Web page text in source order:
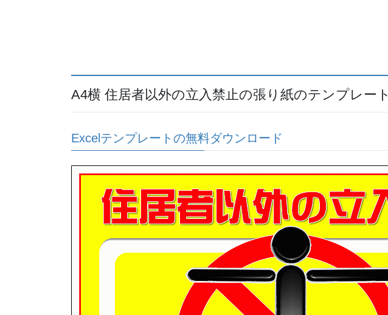
A4横 住居者以外の立入禁止の張り紙のテンプレート
Excelテンプレートの無料ダウンロード